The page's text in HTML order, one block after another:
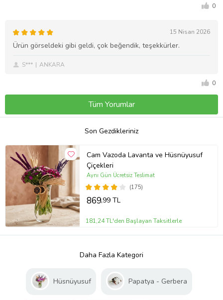
0
15 Nisan 2026
Ürün görseldeki gibi geldi, çok beğendik, teşekkürler.
S*** ANKARA
0
Tüm Yorumlar
Son Gezdikleriniz
Cam Vazoda Lavanta ve Hüsnüyusuf
Çiçekleri
(175)
Aynı Gün Ücretsiz Teslimat
869,99 TL
181,24 TL'den Başlayan Taksitlerle
Daha Fazla Kategori
Hüsnüyusuf Papatya - Gerbera